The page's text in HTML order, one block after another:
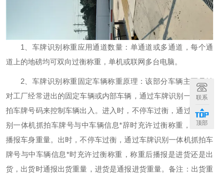
1、车牌识别称重应用通道数量：单通道或多通道，每个通
道上的地磅均可双向过衡称重，单机或联网多台电脑。
2、车牌识别称重固定车辆称重原理：该部分车辆主要是针
对工厂经常进出的固定车辆或内部车辆，通过车牌识别一体机抓
拍车牌号码来控制车辆出入。进入时，不停车过衡，通过车牌识
别一体机抓拍车牌号与中车辆信息*辞时充许过衡称重，称重后
播报车身重量。出时，不停车过衡，通过车牌识别一体机抓拍车
牌号与中车辆信息*时充许过衡称重，称重后播报是进货还是出
货，出货时通报出货重量，进货是通报进货重量。备注：出货重
联系
顶部